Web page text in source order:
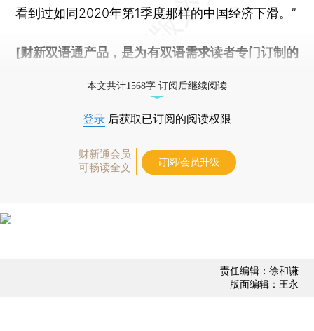
看到过如同2020年第1季度那样的中国经济下滑。”
[财新双语通产品，是为有双语需求读者专门订制的
本文共计1568字 订阅后继续阅读
登录 后获取已订阅的阅读权限
财新通会员
可畅读全文
订阅/会员升级
责任编辑：徐和谦
版面编辑：王永